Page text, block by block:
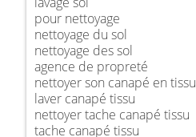
pour nettoyage
nettoyage du sol
nettoyage des sol
agence de propreté
nettoyer son canapé en tissu
laver canapé tissu
nettoyer tache canapé tissu
tache canapé tissu